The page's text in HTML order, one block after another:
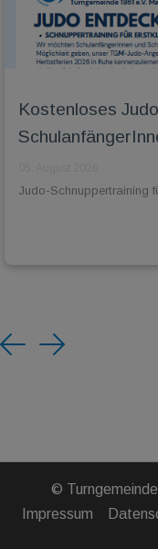
Kostenloses
Judo-Schnuppertraining
Previous
Next
©
Impressum